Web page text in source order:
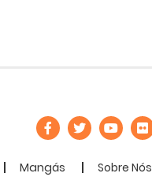
Mangás Sobre Nós